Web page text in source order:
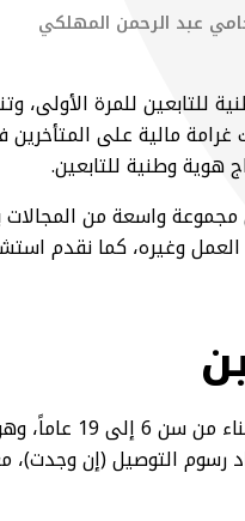
عبد الرحمن المهلكي
عاماً ب استخراج هوية وطنية للتابعين
للتقديم، وفرضت غرامة مالية على
واسعة من المجالات
وغيره، كما نقدم
التوصيل (إن وجدت)،